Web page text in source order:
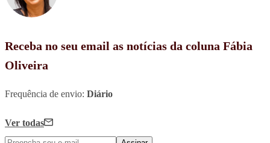
Receba no seu email as notícias da coluna Fábia
Oliveira
Frequência de envio: Diário
Ver todas